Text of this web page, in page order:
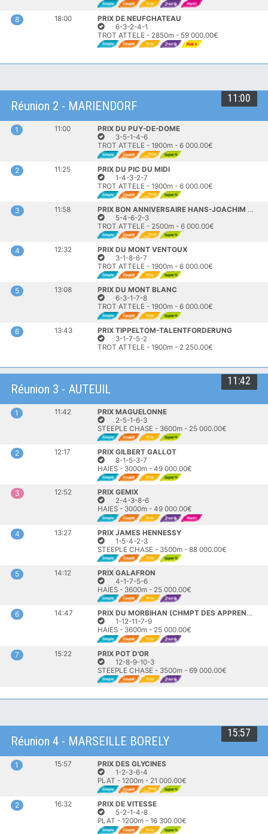
8 18:00
PRIX DE NEUFCHATEAU
6-3-2-4-1
TROT ATTELE - 2850m - 59 000.00€
11:00
Réunion 2 - MARIENDORF
1 11:00
PRIX DU PUY-DE-DOME
3-5-1-4-6
TROT ATTELE - 1900m - 6 000.00€
2 11:25
PRIX DU PIC DU MIDI
1-4-3-2-7
TROT ATTELE - 1900m - 6 000.00€
3 11:58
PRIX BON ANNIVERSAIRE HANS-JOACHIM MATTHAUS
5-4-6-2-3
TROT ATTELE - 2500m - 6 000.00€
4 12:32
PRIX DU MONT VENTOUX
3-1-8-6-7
TROT ATTELE - 1900m - 6 000.00€
5 13:08
PRIX DU MONT BLANC
6-3-1-7-8
TROT ATTELE - 1900m - 6 000.00€
6 13:43
PRIX TIPPELTOM-TALENTFORDERUNG
3-1-7-5-2
TROT ATTELE - 1900m - 2 250.00€
11:42
Réunion 3 - AUTEUIL
1 11:42
PRIX MAGUELONNE
2-5-1-6-3
STEEPLE CHASE - 3600m - 25 000.00€
2 12:17
PRIX GILBERT GALLOT
8-1-5-3-7
HAIES - 3000m - 49 000.00€
3 12:52
PRIX GEMIX
2-4-3-8-6
HAIES - 3000m - 49 000.00€
4 13:27
PRIX JAMES HENNESSY
1-5-4-2-3
STEEPLE CHASE - 3500m - 88 000.00€
5 14:12
PRIX GALAFRON
4-1-7-5-6
HAIES - 3600m - 25 000.00€
6 14:47
PRIX DU MORBIHAN (CHMPT DES APPRENTIS & JEUNES JOCKEYS)
1-12-11-7-9
HAIES - 3600m - 25 000.00€
7 15:22
PRIX POT D'OR
12-8-9-10-3
STEEPLE CHASE - 3500m - 69 000.00€
15:57
Réunion 4 - MARSEILLE BORELY
1 15:57
PRIX DES GLYCINES
1-2-3-6-4
PLAT - 1200m - 21 000.00€
2 16:32
PRIX DE VITESSE
5-2-1-4-8
PLAT - 1200m - 16 300.00€